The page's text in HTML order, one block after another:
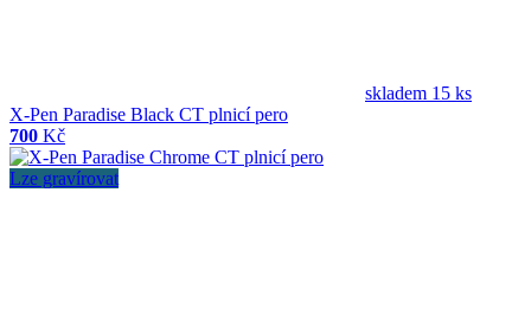
skladem 15 ks
X-Pen Paradise Black CT plnicí pero
700 Kč
Lze gravírovat